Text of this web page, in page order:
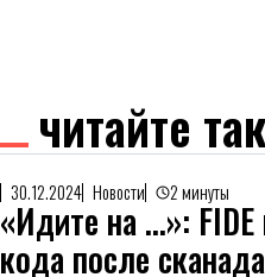
читайте
30.12.2024 Новости 2 минуты
«Идите на …»:
кода после